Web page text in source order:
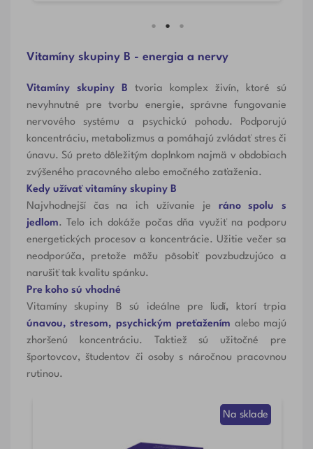
Vitamíny skupiny B - energia a nervy
Vitamíny skupiny B tvoria komplex živín, ktoré sú
nevyhnutné pre tvorbu energie, správne fungovanie
nervového systému a psychickú pohodu. Podporujú
koncentráciu, metabolizmus a pomáhajú zvládať stres či
únavu. Sú preto dôležitým doplnkom najmä v obdobiach
zvýšeného pracovného alebo emočného zaťaženia.
Kedy užívať vitamíny skupiny B
Najvhodnejší čas na ich užívanie je ráno spolu s
jedlom. Telo ich dokáže počas dňa využiť na podporu
energetických procesov a koncentrácie. Užitie večer sa
neodporúča, pretože môžu pôsobiť povzbudzujúco a
narušiť tak kvalitu spánku.
Pre koho sú vhodné
Vitamíny skupiny B sú ideálne pre ľudí, ktorí trpia
únavou, stresom, psychickým preťažením alebo majú
zhoršenú koncentráciu. Taktiež sú užitočné pre
športovcov, študentov či osoby s náročnou pracovnou
rutinou.
Na sklade